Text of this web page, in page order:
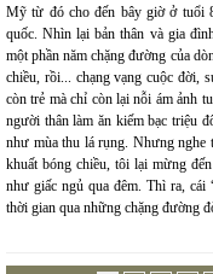
Mỹ từ đó cho đến bây giờ ở tuổi
quốc. Nhìn lại bản thân và gia
một phần năm chặng đường của
chiều, rồi... chạng vạng cuộc đời,
còn trẻ mà chỉ còn lại nỗi ám ảnh
người thân làm ăn kiếm bạc triệu
như mùa thu lá rụng. Nhưng nghe
khuất bóng chiều, tôi lại mừng
như giấc ngủ qua đêm. Thì ra, cái
thời gian qua những chặng đường